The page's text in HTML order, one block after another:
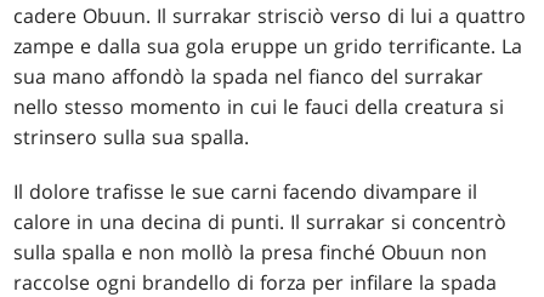
cadere Obuun. Il surrakar strisciò verso di lui a quattro
zampe e dalla sua gola eruppe un grido terrificante. La
sua mano affondò la spada nel fianco del surrakar
nello stesso momento in cui le fauci della creatura si
strinsero sulla sua spalla.
Il dolore trafisse le sue carni facendo divampare il
calore in una decina di punti. Il surrakar si concentrò
sulla spalla e non mollò la presa finché Obuun non
raccolse ogni brandello di forza per infilare la spada